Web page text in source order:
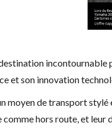
incontournable
et son innovation
moyen de transport stylé
hors route, et leur